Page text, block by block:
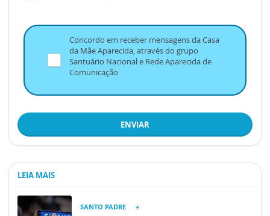
Concordo em receber mensagens da Casa
da Mãe Aparecida, através do grupo
Santuário Nacional e Rede Aparecida de
Comunicação
ENVIAR
LEIA MAIS
SANTO PADRE